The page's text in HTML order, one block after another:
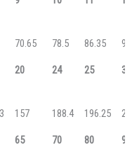
70.65 78.5 86.35
20 24 25 30
157 188.4 196.25
65 70 80 90